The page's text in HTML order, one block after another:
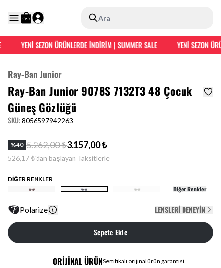
Ara
YENİ SEZON ÜRÜNLERDE İNDİRİM | SUMMER SALE YENİ SEZON
Ray-Ban Junior
Ray-Ban Junior 9078S 7132T3 48 Çocuk
Güneş Gözlüğü
SKU:8056597942263
%40 5.262,00 ₺3.157,00 ₺
526,17 ₺'dan başlayan Taksitlerle
DİĞER RENKLER
Diğer Renkler
Polarize LENSLERI DENEYIN
Sepete Ekle
ORİJİNAL ÜRÜNSertifikalı orijinal ürün garantisi